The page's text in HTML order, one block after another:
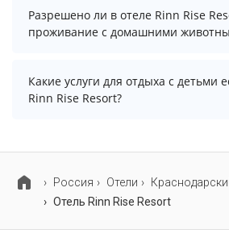
уточнить по телефону у менеджера.
В отеле Rinn Rise Resort есть
информацию перед
возможно, услуга оплачивается
Разрешено ли в отеле Rinn Rise
проживание с домашними
Проживание с домашними
Какие услуги для отдыха с детьми
Rinn Rise Resort?
комната, детская кроватка и
территории есть детский бассейн.
Россия Отели
Отель Rinn Rise Resort